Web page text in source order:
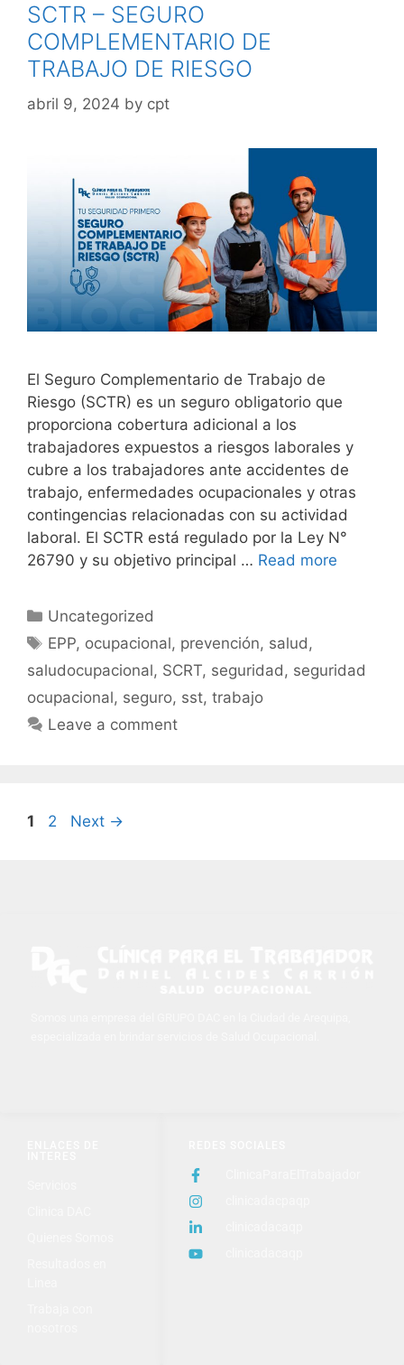
SCTR – SEGURO
COMPLEMENTARIO DE
TRABAJO DE RIESGO
abril 9, 2024 by cpt
El Seguro Complementario de Trabajo de
Riesgo (SCTR) es un seguro obligatorio que
proporciona cobertura adicional a los
trabajadores expuestos a riesgos laborales y
cubre a los trabajadores ante accidentes de
trabajo, enfermedades ocupacionales y otras
contingencias relacionadas con su actividad
laboral. El SCTR está regulado por la Ley N°
26790 y su objetivo principal … Read more
Uncategorized
EPP, ocupacional, prevención, salud ,
saludocupacional, SCRT, seguridad , seguridad
ocupacional, seguro, sst, trabajo
Leave a comment
1 2 Next →